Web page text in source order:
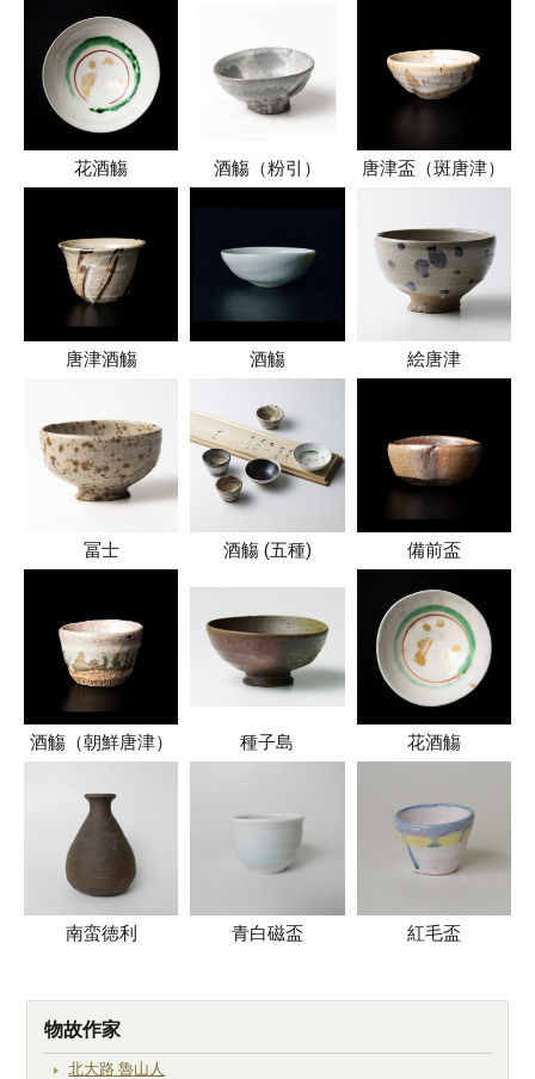
花酒觴 酒觴（粉引） 唐津盃（斑唐津）
唐津酒觴 酒觴 絵唐津
冨士 酒觴 (五種) 備前盃
酒觴（朝鮮唐津） 種子島 花酒觴
南蛮徳利 青白磁盃 紅毛盃
物故作家
北大路 魯山人